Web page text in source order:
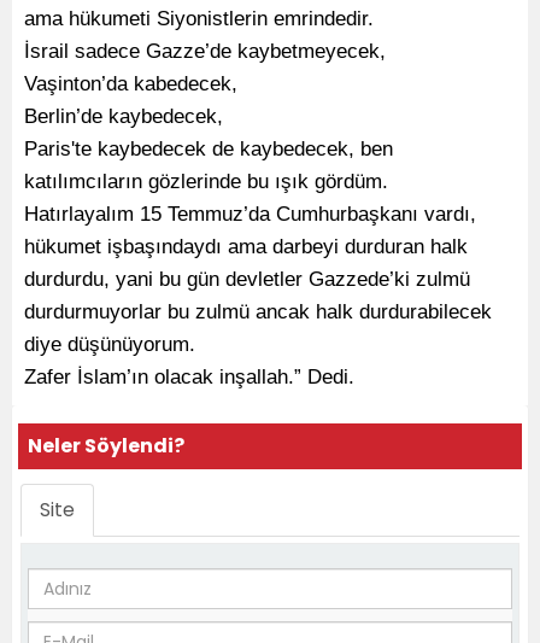
ama hükumeti Siyonistlerin emrindedir.
İsrail sadece Gazze’de kaybetmeyecek,
Vaşinton’da kabedecek,
Berlin’de kaybedecek,
Paris'te kaybedecek de kaybedecek, ben
katılımcıların gözlerinde bu ışık gördüm.
Hatırlayalım 15 Temmuz’da Cumhurbaşkanı vardı,
hükumet işbaşındaydı ama darbeyi durduran halk
durdurdu, yani bu gün devletler Gazzede’ki zulmü
durdurmuyorlar bu zulmü ancak halk durdurabilecek
diye düşünüyorum.
Zafer İslam’ın olacak inşallah.” Dedi.
Neler Söylendi?
Site